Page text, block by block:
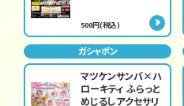
500円(税込)
ガシャポン
マツケンサンバ×ハ
ローキティ ふらっと
めじるしアクセサリ